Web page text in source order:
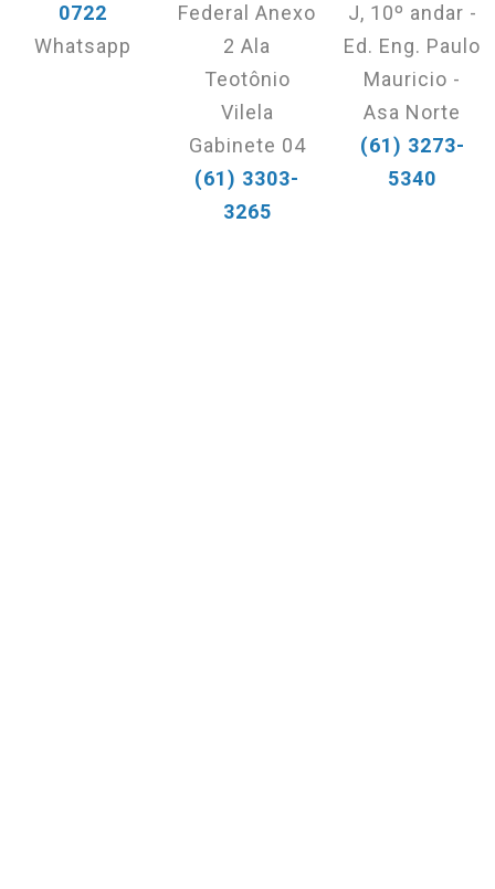
0722
Whatsapp
Federal Anexo
2 Ala
Teotônio
Vilela
Gabinete 04
(61) 3303-
3265
J, 10º andar -
Ed. Eng. Paulo
Mauricio -
Asa Norte
(61) 3273-
5340